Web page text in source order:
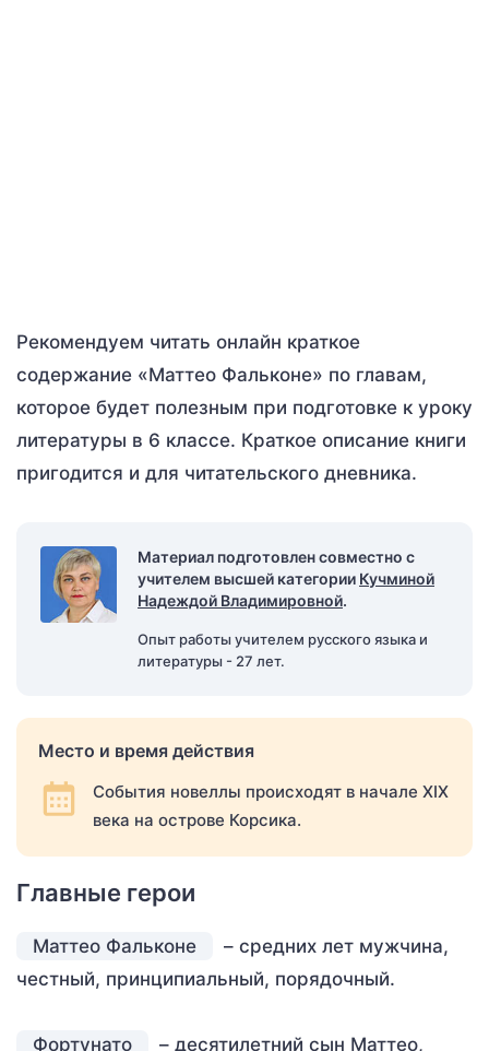
Рекомендуем читать онлайн краткое
содержание «Маттео Фальконе» по главам,
которое будет полезным при подготовке к уроку
литературы в 6 классе. Краткое описание книги
пригодится и для читательского дневника.
Материал подготовлен совместно с
учителем высшей категории Кучминой
Надеждой Владимировной.
Опыт работы учителем русского языка и
литературы - 27 лет.
Место и время действия
События новеллы происходят в начале XIX
века на острове Корсика.
Главные герои
Маттео Фальконе
– средних лет мужчина,
честный, принципиальный, порядочный.
Фортунато
– десятилетний сын Маттео,